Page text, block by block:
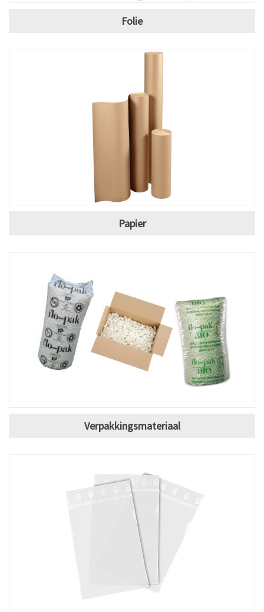
Folie
Papier
Verpakkingsmateriaal